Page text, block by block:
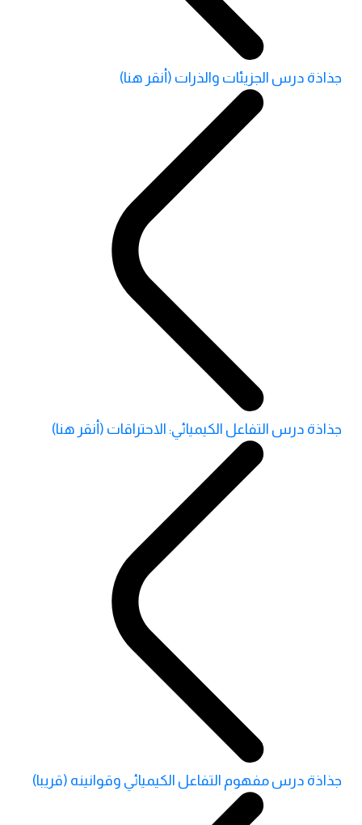
جذاذة درس الجزيئات والذرات (أنقر هنا)
جذاذة درس التفاعل الكيميائي: الاحتراقات (أنقر هنا)
جذاذة درس مفهوم التفاعل الكيميائي وقوانينه (قريبا)